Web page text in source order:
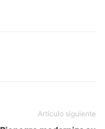
Artículo siguiente